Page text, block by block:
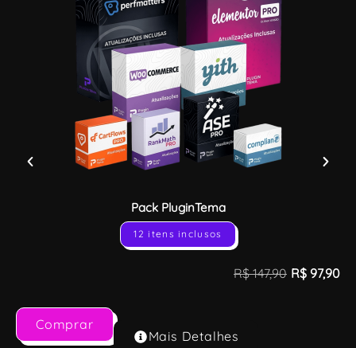
Pack PluginTema
12 itens inclusos
R$147,90 R$ 97,90
Comprar
Mais Detalhes